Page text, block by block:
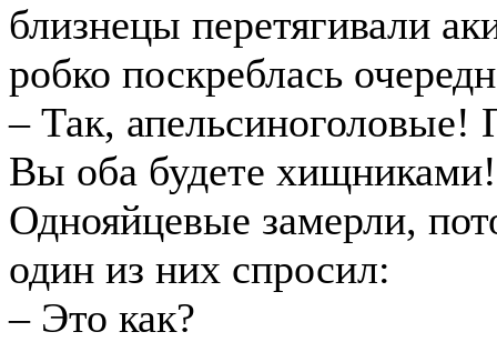
близнецы перетягивали
робко поскреблась
– Так,
Вы оба будете хищниками!
Однояйцевые замерли,
один из них спросил:
– Это как?